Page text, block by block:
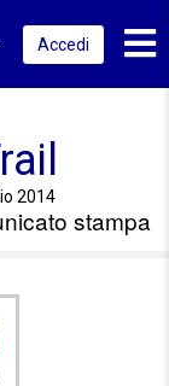
Accedi
2014
stampa